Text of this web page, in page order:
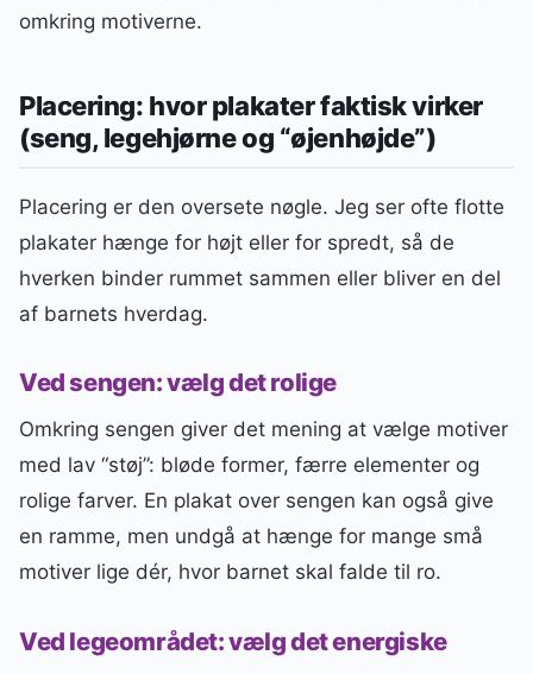
omkring motiverne.
Placering: hvor plakater faktisk virker
(seng, legehjørne og “øjenhøjde”)
Placering er den oversete nøgle. Jeg ser ofte flotte
plakater hænge for højt eller for spredt, så de
hverken binder rummet sammen eller bliver en del
af barnets hverdag.
Ved sengen: vælg det rolige
Omkring sengen giver det mening at vælge motiver
med lav “støj”: bløde former, færre elementer og
rolige farver. En plakat over sengen kan også give
en ramme, men undgå at hænge for mange små
motiver lige dér, hvor barnet skal falde til ro.
Ved legeområdet: vælg det energiske